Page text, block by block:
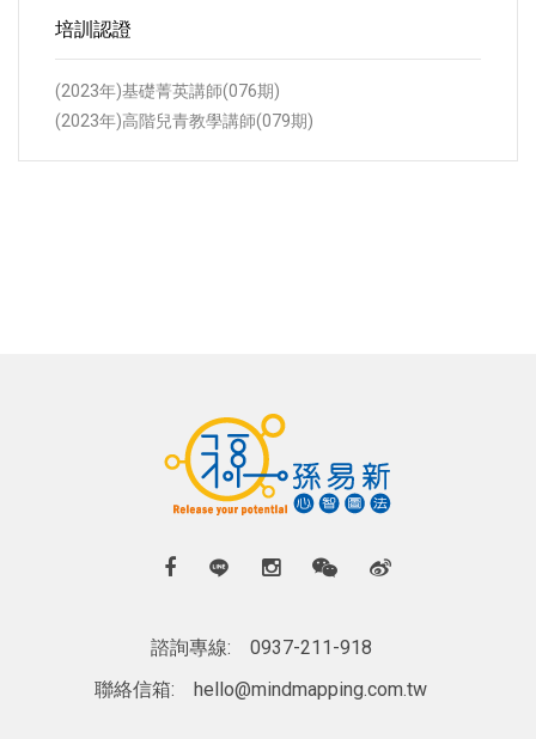
培訓認證
(2023年)基礎菁英講師(076期)
(2023年)高階兒青教學講師(079期)
諮詢專線:
0937-211-918
聯絡信箱:
hello@mindmapping.com.tw